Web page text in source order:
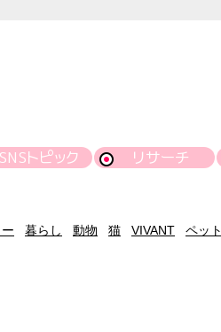
SNSトピック リサーチ
暮らし 動物 猫 VIVANT ペット